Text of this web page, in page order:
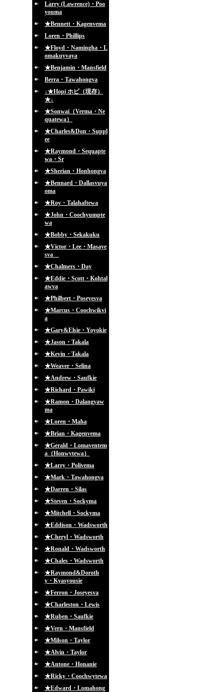
Larry (Lawrence)・Poo
youma
★Bennett・Kagenvema
Loren・Phillips
★Floyd・Namingha・L
omakuyvaya
★Benjamin・Mansfield
Berra・Tawahongva
↓★Hopi ホピ（現存）
★↓
★Sonwai（Verma・Ne
quatewa）
★Charles&Don・Suppl
ee
★Raymond・Sequapte
wa・Sr
★Sherian・Honhongva
★Bennard・Dallasvuya
oma
★Roy・Talahaftewa
★John・Coochyumpte
wa
★Bobby・Sekakuku
★Victor・Lee・Masaye
sva
★Chalmers・Day
★Eddie・Scott・Kohtal
awva
★Philbert・Poseyesva
★Marcus・Coochwikvi
a
★Gary&Elsie・Yoyokie
★Jason・Takala
★Kevin・Takala
★Weaver・Selina
★Andrew・Saufkie
★Richard・Pawiki
★Ramon・Dalangyaw
ma
★Loren・Maha
★Brian・Kagenvema
★Gerald・Lomaventem
a（Honwytewa）
★Larry・Polivema
★Mark・Tawahongva
★Darren・Silas
★Steven・Sockyma
★Mitchell・Sockyma
★Eddison・Wadsworth
★Cheryl・Wadsworth
★Ronald・Wadsworth
★Chales・Wadsworth
★Raymond&Doroth
y・Kyasyousie
★Ferron・Joseyesva
★Charleston・Lewis
★Ruben・Saufkie
★Vern・Mansfield
★Milson・Taylor
★Alvin・Taylor
★Antone・Honanie
★Ricky・Coochwytewa
★Edward・Lomahong